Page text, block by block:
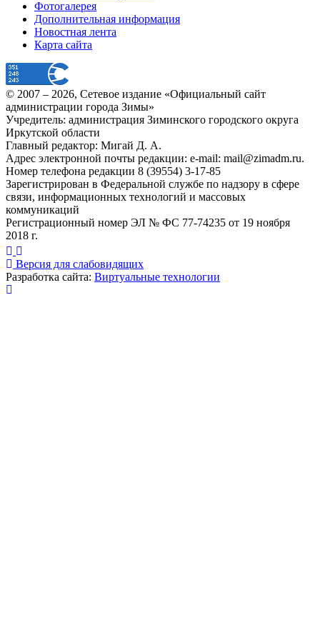
Фотогалерея
Дополнительная информация
Новостная лента
Карта сайта
© 2007 – 2026, Сетевое издание «Официальный сайт
администрации города Зимы»
Учредитель: администрация Зиминского городского округа
Иркутской области
Главный редактор: Мигай Д. А.
Адрес электронной почты редакции: e-mail: mail@zimadm.ru.
Номер телефона редакции 8 (39554) 3-17-85
Зарегистрирован в Федеральной службе по надзору в сфере
связи, информационных технологий и массовых
коммуникаций
Регистрационный номер ЭЛ № ФС 77-74235 от 19 ноября
2018 г.
Версия для слабовидящих
Разработка сайта: Виртуальные технологии